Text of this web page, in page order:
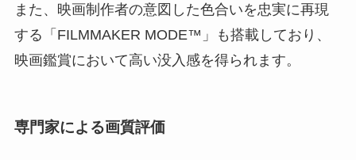
また、映画制作者の意図した色合いを忠実に再現
する「FILMMAKER MODE™」も搭載しており、
映画鑑賞において高い没入感を得られます。
専門家による画質評価